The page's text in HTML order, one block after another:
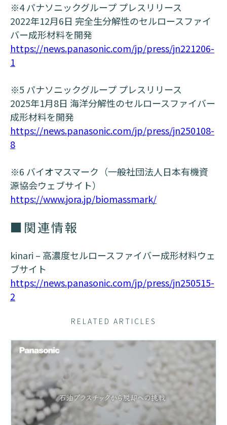
※4 パナソニックグループ プレスリリース
2022年12月6日 完全生分解性のセルロースファイ
バー成形材料を開発
https://news.panasonic.com/jp/press/jn221206-
1
※5 パナソニックグループ プレスリリース
2025年1月8日 海洋分解性のセルロースファイバー
成形材料を開発
https://news.panasonic.com/jp/press/jn250108-
8
※6 バイオマスマーク（一般社団法人日本有機資
源協会ウェブサイト）
https://www.jora.jp/biomassmark/
■関連情報
kinari – 高濃度セルロースファイバー成形材料ウェ
ブサイト
https://news.panasonic.com/jp/press/jn250515-
2
RELATED ARTICLES